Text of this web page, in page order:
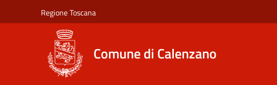
Regione Toscana
Comune di Calenzano